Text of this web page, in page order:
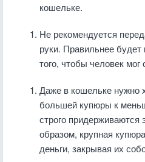
кошельке.
Не рекомендуется
руки. Правильнее будет
того, чтобы человек мог
Даже в кошельке нужно
большей купюры к
строго придерживаются
образом, крупная
деньги, закрывая их